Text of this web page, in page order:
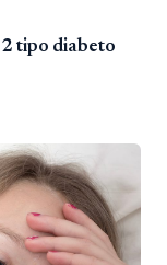
tipo diabeto